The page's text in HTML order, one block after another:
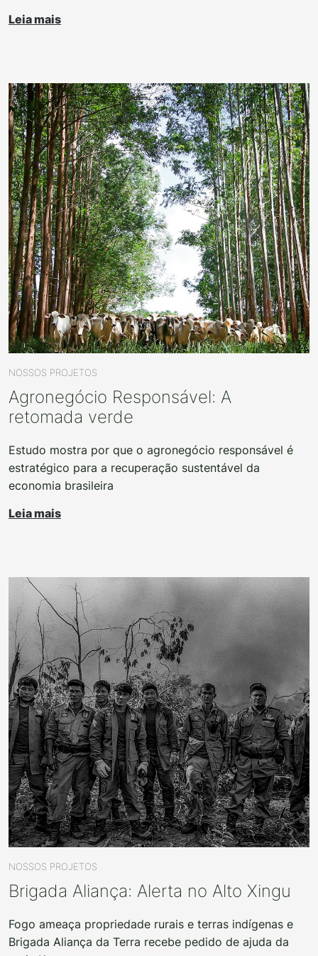
Leia mais
NOSSOS PROJETOS
Agronegócio Responsável: A
retomada verde
Estudo mostra por que o agronegócio responsável é
estratégico para a recuperação sustentável da
economia brasileira
Leia mais
NOSSOS PROJETOS
Brigada Aliança: Alerta no Alto Xingu
Fogo ameaça propriedade rurais e terras indígenas e
Brigada Aliança da Terra recebe pedido de ajuda da